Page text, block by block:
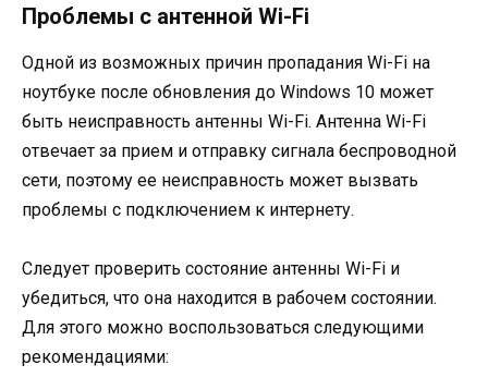
Проблемы с антенной Wi-Fi
Одной из возможных причин пропадания Wi-Fi на
ноутбуке после обновления до Windows 10 может
быть неисправность антенны Wi-Fi. Антенна Wi-Fi
отвечает за прием и отправку сигнала беспроводной
сети, поэтому ее неисправность может вызвать
проблемы с подключением к интернету.
Следует проверить состояние антенны Wi-Fi и
убедиться, что она находится в рабочем состоянии.
Для этого можно воспользоваться следующими
рекомендациями: